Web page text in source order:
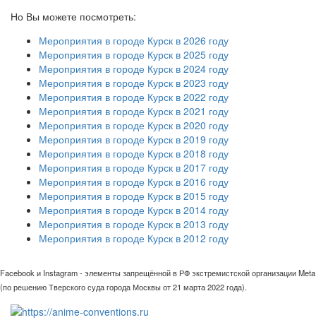
Но Вы можете посмотреть:
Мероприятия в городе Курск в 2026 году
Мероприятия в городе Курск в 2025 году
Мероприятия в городе Курск в 2024 году
Мероприятия в городе Курск в 2023 году
Мероприятия в городе Курск в 2022 году
Мероприятия в городе Курск в 2021 году
Мероприятия в городе Курск в 2020 году
Мероприятия в городе Курск в 2019 году
Мероприятия в городе Курск в 2018 году
Мероприятия в городе Курск в 2017 году
Мероприятия в городе Курск в 2016 году
Мероприятия в городе Курск в 2015 году
Мероприятия в городе Курск в 2014 году
Мероприятия в городе Курск в 2013 году
Мероприятия в городе Курск в 2012 году
Facebook и Instagram - элементы запрещённой в РФ экстремистской организации Meta
(по решению Тверского суда города Москвы от 21 марта 2022 года).